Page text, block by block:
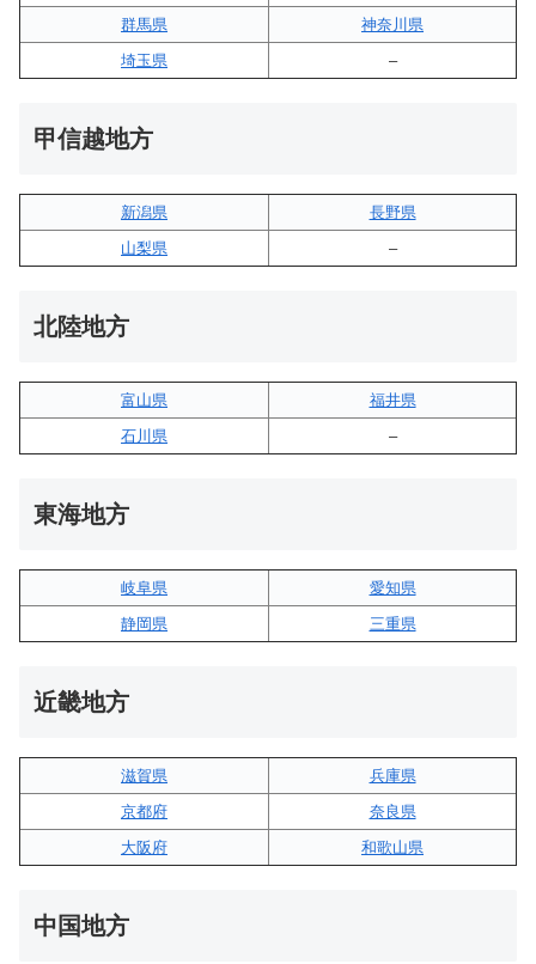
群馬県
神奈川県
埼玉県
–
甲信越地方
新潟県
長野県
山梨県
–
北陸地方
富山県
福井県
石川県
–
東海地方
岐阜県
愛知県
静岡県
三重県
近畿地方
滋賀県
兵庫県
京都府
奈良県
大阪府
和歌山県
中国地方